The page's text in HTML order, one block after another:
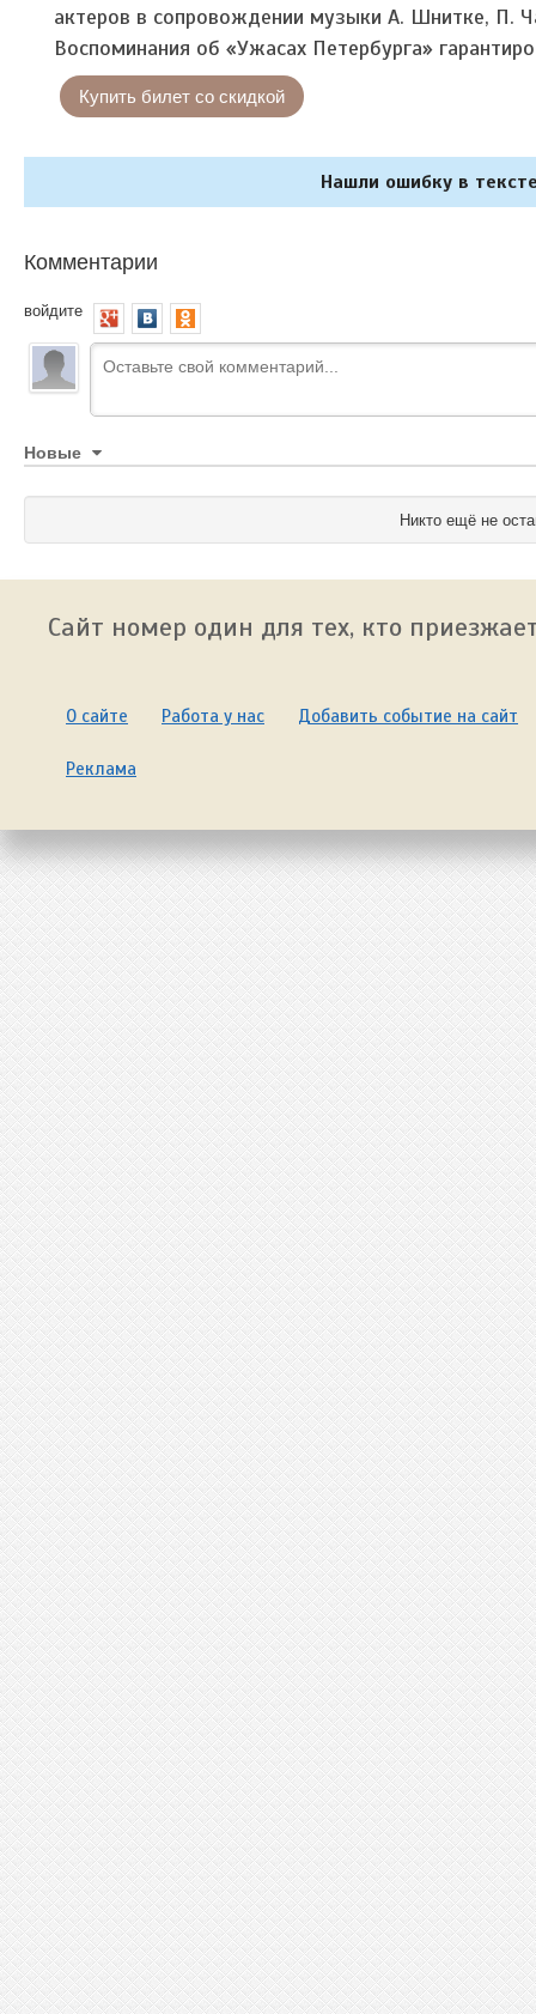
актеров в сопровождении музыки А. Шнитке, П.
Воспоминания об «Ужасах Петербурга»
Купить билет со скидкой
Нашли ошибку в
Комментарии
войдите
Новые
Никто ещё не
Сайт номер один для тех, кто
О сайте Работа у нас Добавить событие на сайт
Реклама